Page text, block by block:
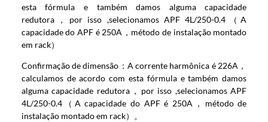
esta fórmula e também damos alguma capacidade
redutora，por isso ,selecionamos APF 4L/250-0.4（A
capacidade do APF é 250A，método de instalação montado
em rack）
Confirmação de dimensão：A corrente harmônica é 226A，
calculamos de acordo com esta fórmula e também damos
alguma capacidade redutora，por isso ,selecionamos APF
4L/250-0.4（A capacidade do APF é 250A，método de
instalação montado em rack）。